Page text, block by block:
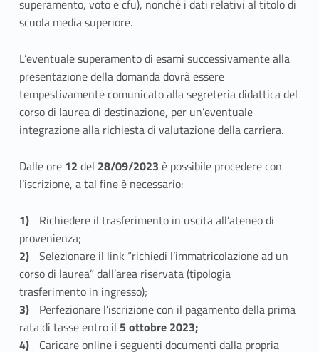
n
t
i
d
a
a
l
t
r
i
A
t
superamento, voto e cfu), nonché i dati relativi al titolo di
scuola media superiore.
L’eventuale superamento di esami successivamente alla
presentazione della domanda dovrà essere
tempestivamente comunicato alla segreteria didattica del
corso di laurea di destinazione, per un’eventuale
integrazione alla richiesta di valutazione della carriera.
Dalle ore12 del 28/09/2023 è possibile procedere con
l’iscrizione, a tal fine è necessario:
Richiedere il trasferimento in uscita all’ateneo di
provenienza;
Selezionare il link “richiedi l’immatricolazione ad un
corso di laurea” dall’area riservata (tipologia
trasferimento in ingresso);
Perfezionare l’iscrizione con il pagamento della prima
rata di tasse entro il 5 ottobre 2023;
Caricare online i seguenti documenti dalla propria